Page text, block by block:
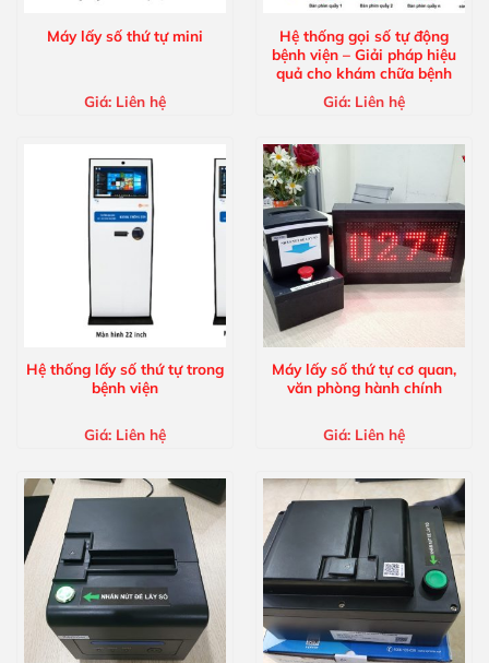
Máy lấy số thứ tự mini
Giá: Liên hệ
Hệ thống gọi số tự động
bệnh viện – Giải pháp hiệu
quả cho khám chữa bệnh
Giá: Liên hệ
Hệ thống lấy số thứ tự trong
bệnh viện
Giá: Liên hệ
Máy lấy số thứ tự cơ quan,
văn phòng hành chính
Giá: Liên hệ